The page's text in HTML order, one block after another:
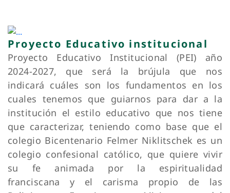
Noticias
Te damos a conocer los principales
acontecimientos de la Comunidad
Estudiantes TP fortalecen